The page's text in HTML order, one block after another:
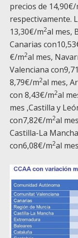
precios de 14,90€/
respectivamente.
13,30€/m2al mes,
Canarias
€/m2al mes,
Valenciana
8,79€/m2al mes,
con 8,43€/m2al
mes ,Castilla y
con7,82€/m2al
Castilla-La
con6,08€/m2al